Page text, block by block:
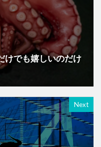
けでも嬉しいのだけ
Next